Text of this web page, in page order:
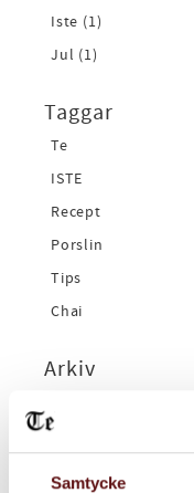
Samtycke
Iste (1)
Jul (1)
Taggar
Te
ISTE
Recept
Porslin
Tips
Chai
Arkiv